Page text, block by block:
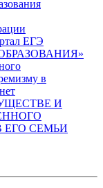
ЕГЭ
ОБРАЗОВАНИЯ»
в
И
ЕГО СЕМЬИ